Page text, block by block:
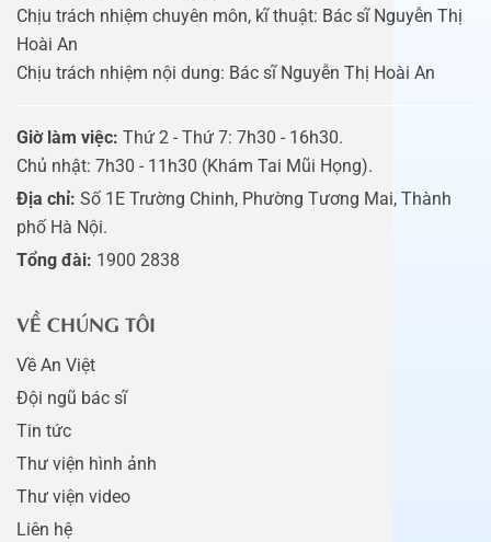
Chịu trách nhiệm chuyên môn, kĩ thuật: Bác sĩ Nguyễn Thị
Hoài An
Chịu trách nhiệm nội dung: Bác sĩ Nguyễn Thị Hoài An
Giờ làm việc: Thứ 2 - Thứ 7: 7h30 - 16h30.
Chủ nhật: 7h30 - 11h30 (Khám Tai Mũi Họng).
Địa chỉ: Số 1E Trường Chinh, Phường Tương Mai, Thành
phố Hà Nội.
Tổng đài: 1900 2838
VỀ CHÚNG TÔI
Về An Việt
Đội ngũ bác sĩ
Tin tức
Thư viện hình ảnh
Thư viện video
Liên hệ